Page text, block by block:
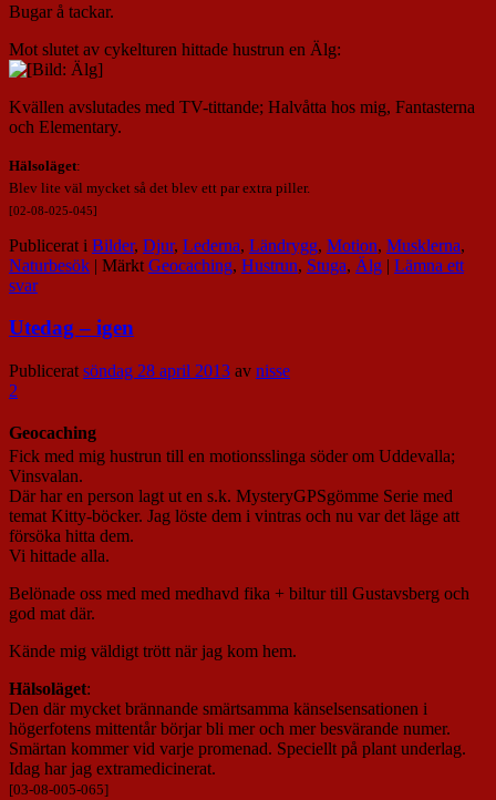
Bugar å tackar.
Mot slutet av cykelturen hittade hustrun en Älg:
Kvällen avslutades med TV-tittande; Halvåtta hos mig, Fantasterna
och Elementary.
Hälsoläget:
Blev lite väl mycket så det blev ett par extra piller.
[02-08-025-045]
Publicerat i Bilder, Djur, Lederna, Ländrygg, Motion, Musklerna,
Naturbesök | Märkt Geocaching, Hustrun, Stuga, Älg | Lämna ett
svar
Utedag – igen
Publicerat söndag 28 april 2013 av nisse
2
Geocaching
Fick med mig hustrun till en motionsslinga söder om Uddevalla;
Vinsvalan.
Där har en person lagt ut en s.k. MysteryGPSgömme Serie med
temat Kitty-böcker. Jag löste dem i vintras och nu var det läge att
försöka hitta dem.
Vi hittade alla.
Belönade oss med med medhavd fika + biltur till Gustavsberg och
god mat där.
Kände mig väldigt trött när jag kom hem.
Hälsoläget:
Den där mycket brännande smärtsamma känselsensationen i
högerfotens mittentår börjar bli mer och mer besvärande numer.
Smärtan kommer vid varje promenad. Speciellt på plant underlag.
Idag har jag extramedicinerat.
[03-08-005-065]